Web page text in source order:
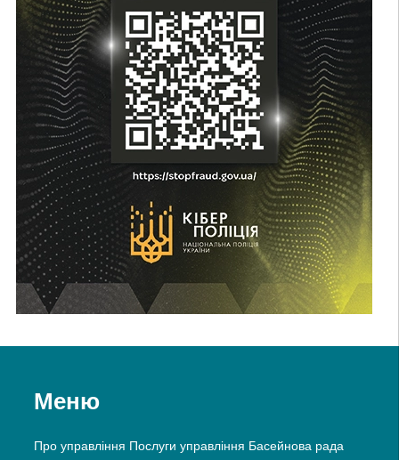
Меню
Про управління Послуги управління Басейнова рада